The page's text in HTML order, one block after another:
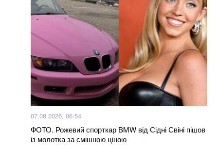
07.08.2026, 06:54
ФОТО. Рожевий спорткар BMW від Сідні Свіні пішов
із молотка за смішною ціною